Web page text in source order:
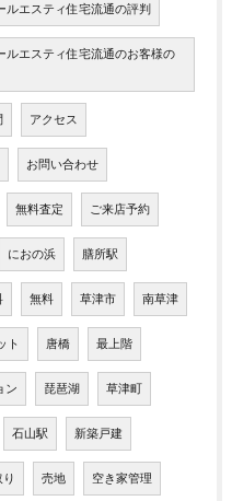
ルエスティ住宅流通の評判
ルエスティ住宅流通のお客様の
アクセス
お問い合わせ
無料査定 ご来店予約
におの浜 膳所駅
無料 草津市 南草津
ト 唐橋 最上階
ン 琵琶湖 草津町
石山駅 新築戸建
売地 空き家管理